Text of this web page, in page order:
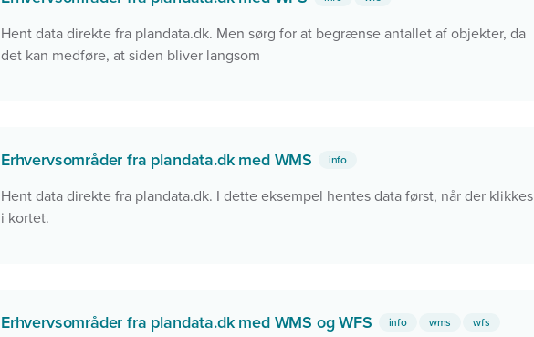
Hent data direkte fra plandata.dk. Men sørg for at begrænse antallet af objekter, da
det kan medføre, at siden bliver langsom
Erhvervsområder fra plandata.dk med WMS info
Hent data direkte fra plandata.dk. I dette eksempel hentes data først, når der klikkes
i kortet.
Erhvervsområder fra plandata.dk med WMS og WFS info wms wfs